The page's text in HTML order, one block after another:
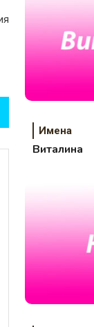
Имена
Виталина